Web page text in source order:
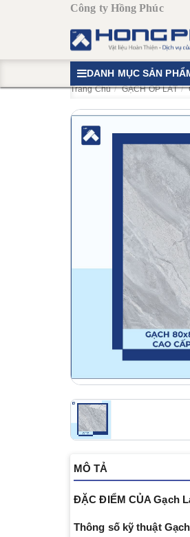
Công ty Hồng Phúc
DANH MỤC SẢN
Trang Chủ GẠCH ỐP LÁT
MÔ TẢ
ĐẶC ĐIỂM CỦA Gạch
Thông số kỹ thuật